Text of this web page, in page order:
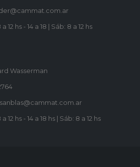
12 hs - 14 a 18 | Sáb: 8 a 12 hs
Wasserman
12 hs - 14 a 18 hs | Sáb: 8 a 12 hs